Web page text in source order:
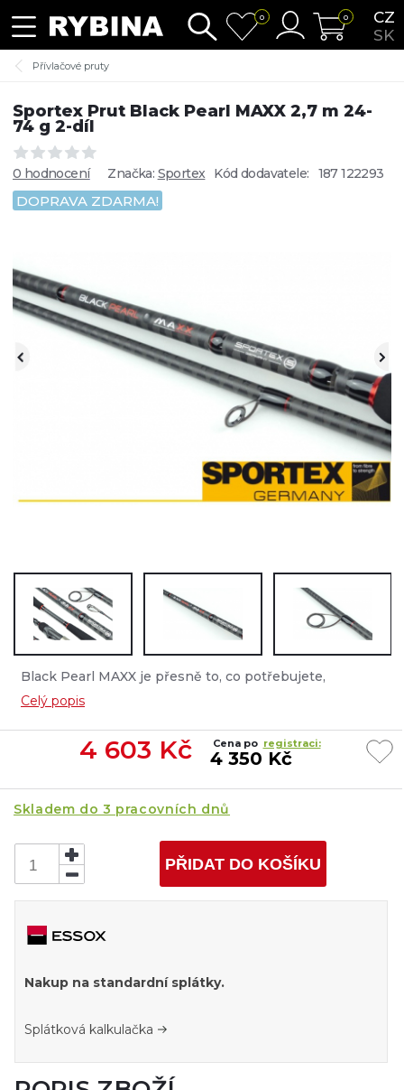
CZ
SK
0 0
Přívlačové pruty
Sportex Prut Black Pearl MAXX 2,7 m 24-
74 g 2-díl
0 hodnocení Značka: Sportex Kód dodavatele: 187 122293
DOPRAVA ZDARMA!
Black Pearl MAXX je přesně to, co potřebujete,
spolehlivé pruty s dobrým poměrem ceny a výkonu,
osazené špičkovými komponenty....
Celý popis
4 603 Kč Cena po registraci:
4 350 Kč
Skladem do 3 pracovních dnů
PŘIDAT DO KOŠÍKU
Nakup na standardní splátky.
Splátková kalkulačka